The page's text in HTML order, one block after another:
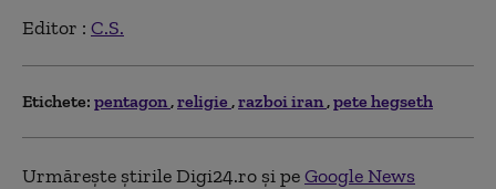
Editor : C.S.
Etichete: pentagon religie razboi iran pete hegseth
Urmărește știrile Digi24.ro și peGoogle News